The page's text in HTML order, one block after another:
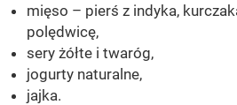
mięso – pierś z indyka,
polędwicę,
sery żółte i twaróg,
jogurty naturalne,
jajka.